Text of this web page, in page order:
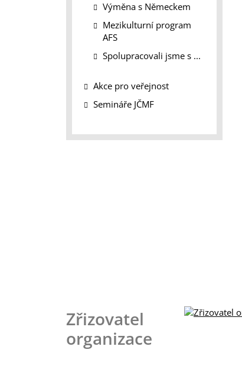
Výměna s Německem
Mezikulturní program
AFS
Spolupracovali jsme s ...
Akce pro veřejnost
Semináře JČMF
Zřizovatel
organizace